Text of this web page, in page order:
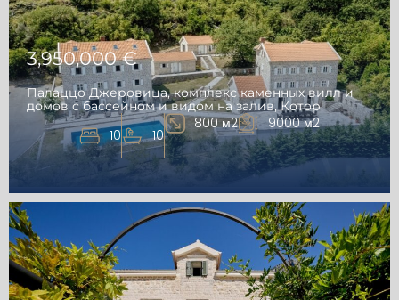
3,950,000 €
Палаццо Джеровица, комплекс каменных вилл и
домов с бассейном и видом на залив, Котор
10 10
800 м2 9000 м2